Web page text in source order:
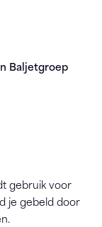
Baljetgroep
gebruik voor
je gebeld door